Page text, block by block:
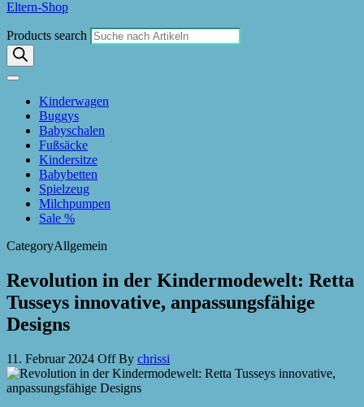
Eltern-Shop
Products search
Kinderwagen
Buggys
Babyschalen
Fußsäcke
Kindersitze
Babybetten
Spielzeug
Milchpumpen
Sale %
CategoryAllgemein
Revolution in der Kindermodewelt: Retta
Tusseys innovative, anpassungsfähige
Designs
11. Februar 2024 OffBy chrissi